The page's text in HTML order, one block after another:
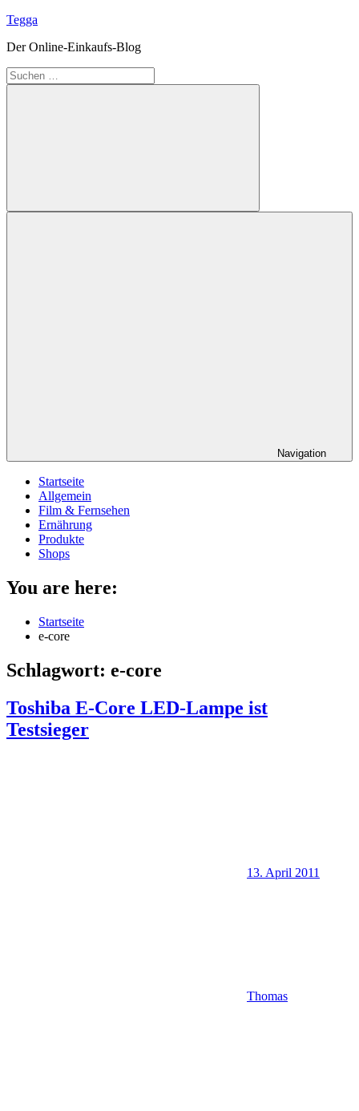
Zum
springen
Tegga
Der Online-Einkaufs-Blog
Suchen
nach:
Suchen
Navigation
Startseite
Allgemein
Film & Fernsehen
Ernährung
Produkte
Shops
You are here:
Startseite
e-core
Schlagwort: e-core
Toshiba E-Core LED-Lampe ist
Testsieger
13. April 2011
Thomas